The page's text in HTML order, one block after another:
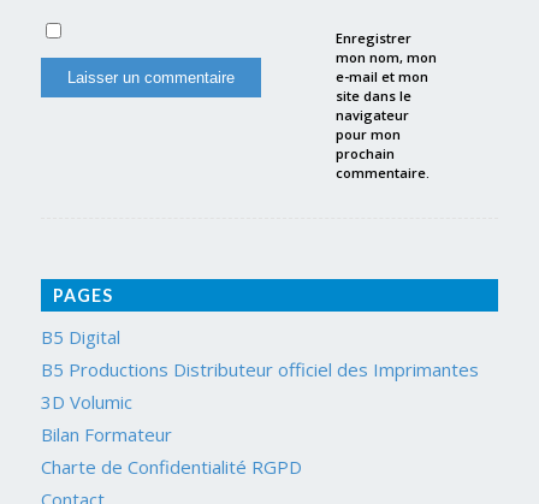
Enregistrer
mon nom, mon
e-mail et mon
site dans le
navigateur
pour mon
prochain
commentaire.
PAGES
B5 Digital
B5 Productions Distributeur officiel des Imprimantes
3D Volumic
Bilan Formateur
Charte de Confidentialité RGPD